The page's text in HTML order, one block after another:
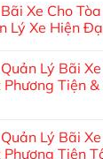
Xe Cho
Lý Xe Hiện
Lý Bãi
Tiện
Lý Bãi
Tiện